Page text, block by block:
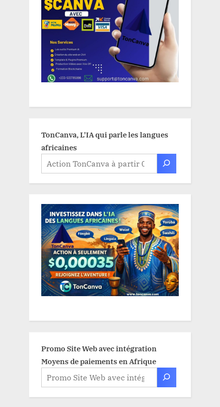
TonCanva, L'IA qui parle les langues
africaines
Promo Site Web avec intégration
Moyens de paiements en Afrique